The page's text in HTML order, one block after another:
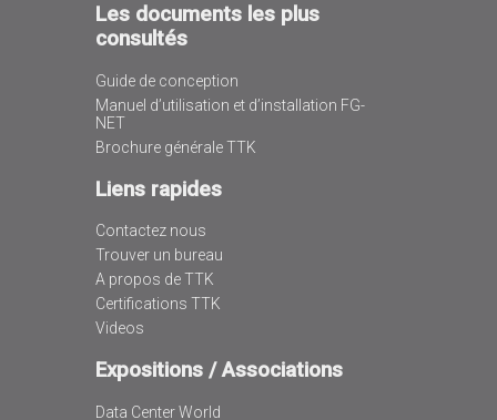
Les documents les plus
consultés
Guide de conception
Manuel d’utilisation et d’installation FG-
NET
Brochure générale TTK
Liens rapides
Contactez nous
Trouver un bureau
A propos de TTK
Certifications TTK
Videos
Expositions / Associations
Data Center World